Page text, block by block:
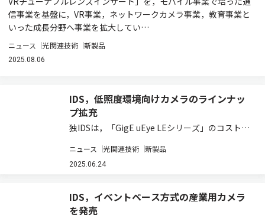
信事業を基盤に，VR事業，ネットワークカメラ事業，教育事業と
いった成長分野へ事業を拡大してい…
ニュース 光関連技術 新製品
2025.08.06
IDS，低照度環境向けカメラのラインナッ
プ拡充
独IDSは，「GigE uEye LEシリーズ」のコスト効
に，最先端の「Sony Starvis 2センサー」を搭載
した新製品を追加すると発表した（ニュースリリ
ニュース 光関連技術 新製品
2025.06.24
IDS，イベントベース方式の産業用カメラ
を発売